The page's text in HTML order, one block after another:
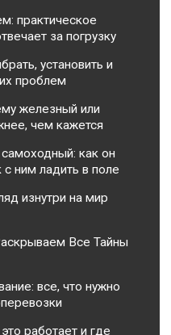
практическое
за погрузку
установить и
проблем
железный или
чем кажется
как он
с ним ладить в поле
изнутри на мир
Все Тайны
все, что нужно
работает и где